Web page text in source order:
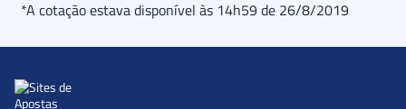
*A cotação estava disponível às 14h59 de 26/8/2019